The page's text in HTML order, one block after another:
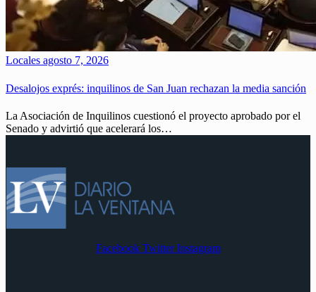
Locales agosto 7, 2026
Desalojos exprés: inquilinos de San Juan rechazan la media sanción
La Asociación de Inquilinos cuestionó el proyecto aprobado por el
Senado y advirtió que acelerará los…
Facebook Twitter Instagram